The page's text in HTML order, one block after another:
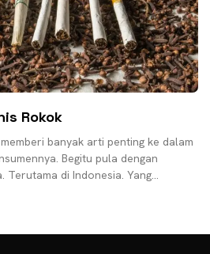
Rokok
banyak arti penting ke dalam
Begitu pula dengan
Terutama di Indonesia. Yang